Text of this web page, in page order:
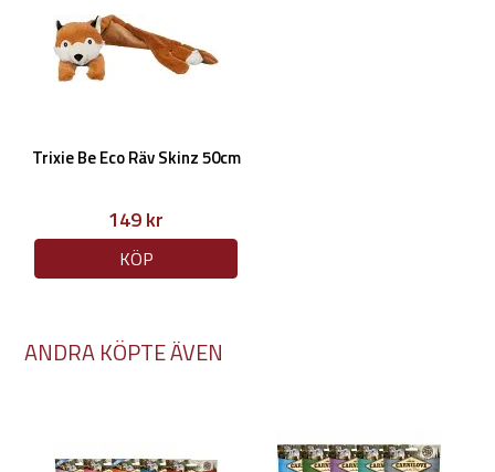
Trixie Be Eco Räv Skinz 50cm
149 kr
KÖP
ANDRA KÖPTE ÄVEN